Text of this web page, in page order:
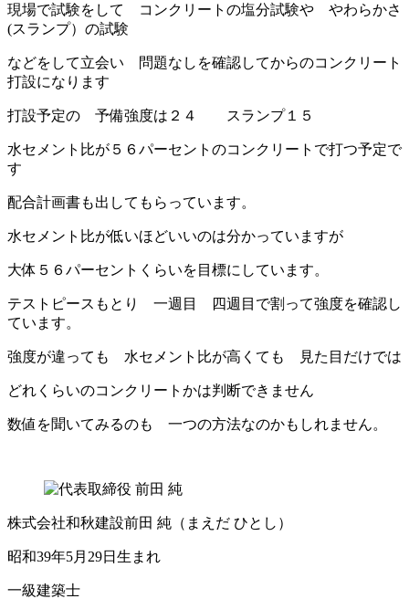
現場で試験をして コンクリートの塩分試験や やわらかさ
(スランプ）の試験
などをして立会い 問題なしを確認してからのコンクリート
打設になります
打設予定の 予備強度は２４ スランプ１５
水セメント比が５６パーセントのコンクリートで打つ予定で
す
配合計画書も出してもらっています。
水セメント比が低いほどいいのは分かっていますが
大体５６パーセントくらいを目標にしています。
テストピースもとり 一週目 四週目で割って強度を確認し
ています。
強度が違っても 水セメント比が高くても 見た目だけでは
どれくらいのコンクリートかは判断できません
数値を聞いてみるのも 一つの方法なのかもしれません。
株式会社和秋建設前田 純 （まえだ ひとし）
昭和39年5月29日生まれ
一級建築士